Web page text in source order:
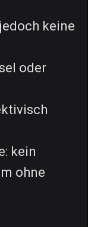
keine
oder
kein
ohne